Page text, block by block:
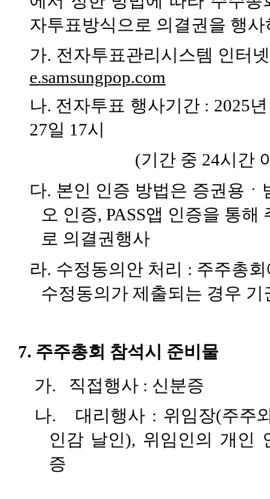
자투표방식으로 의결권을 행
가. 전자투표관리시스템 인터
e.samsungpop.com
나. 전자투표 행사기간: 2025년
27일 17시
(기간 중 24시간
다. 본인 인증 방법은 증권용
오 인증, PASS앱 인증을 통해
로 의결권행사
라. 수정동의안 처리 : 주주총
수정동의가 제출되는 경우 기
7. 주주총회 참석시 준비물
가.
직접행사 : 신분증
나.
대리행사 : 위임장(주주
인감 날인), 위임인의 개인
증